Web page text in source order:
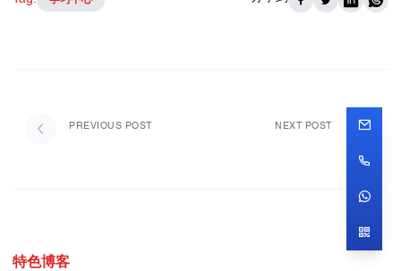
PREVIOUS POST NEXT POST
特色博客